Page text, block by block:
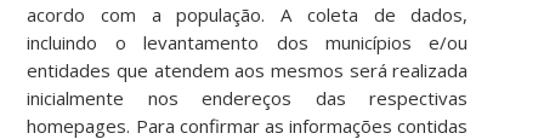
acordo com a população. A coleta de dados,
incluindo o levantamento dos municípios e/ou
entidades que atendem aos mesmos será realizada
inicialmente nos endereços das respectivas
homepages. Para confirmar as informações contidas